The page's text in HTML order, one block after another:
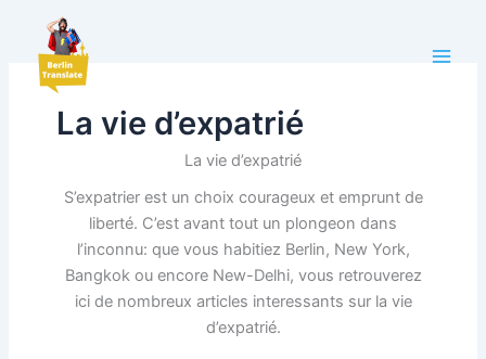
contenu
La vie d’expatrié
La vie d’expatrié
S’expatrier est un choix courageux et emprunt de
liberté. C’est avant tout un plongeon dans
l’inconnu: que vous habitiez Berlin, New York,
Bangkok ou encore New-Delhi, vous retrouverez
ici de nombreux articles interessants sur la vie
d’expatrié.